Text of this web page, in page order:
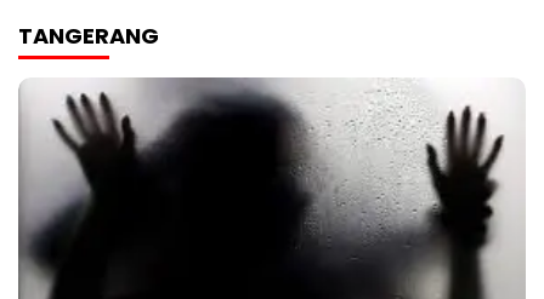
TANGERANG